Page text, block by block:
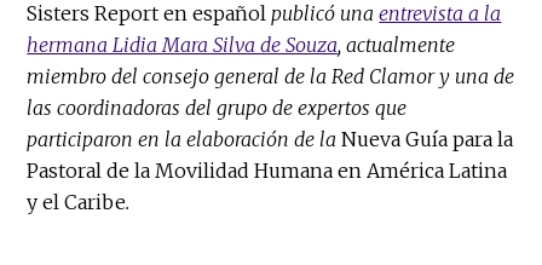
Sisters Report en españolpublicó unaentrevista a la
hermana Lidia Mara Silva de Souza, actualmente
miembro del consejo general de la Red Clamor y una de
las coordinadoras del grupo de expertos que
participaron en la elaboración de laNueva Guía para la
Pastoral de la Movilidad Humana en América Latina
y el Caribe.